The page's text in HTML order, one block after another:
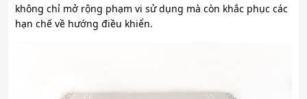
không chỉ mở rộng phạm vi sử dụng mà còn khắc phục các
hạn chế về hướng điều khiển.